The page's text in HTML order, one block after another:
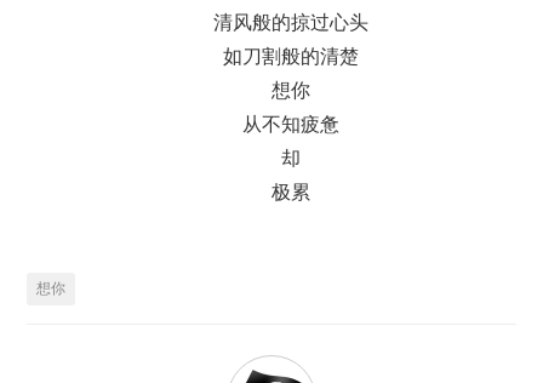
清风般的掠过心头
如刀割般的清楚
想你
从不知疲惫
却
极累
想你